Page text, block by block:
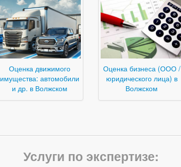
Оценка движимого
имущества: автомобили
и др. в Волжском
Оценка бизнеса (ООО /
юридического лица) в
Волжском
Услуги по экспертизе: